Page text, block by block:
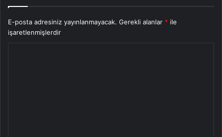
E-posta adresiniz yayınlanmayacak. Gerekli alanlar * ile
işaretlenmişlerdir